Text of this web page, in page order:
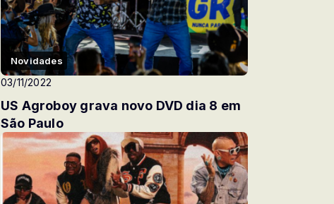
Novidades
03/11/2022
US Agroboy grava novo DVD dia 8 em
São Paulo